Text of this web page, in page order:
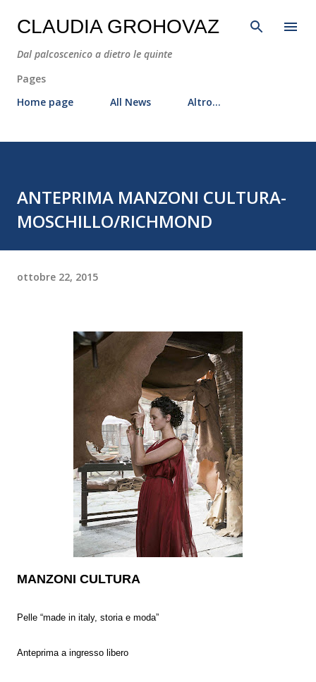
Passa ai contenuti principali
CLAUDIA GROHOVAZ
Dal palcoscenico a dietro le quinte
Pages
Home page
All News Altro…
ANTEPRIMA MANZONI CULTURA-
MOSCHILLO/RICHMOND
ottobre 22, 2015
MANZONI CULTURA
Pelle “made in italy, storia e moda”
Anteprima a ingresso libero